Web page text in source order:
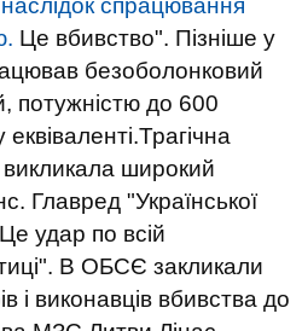
Це вбивство". Пізніше у
безоболонковий
потужністю до 600
широкий
Главред "Української
удар по всій
В ОБСЄ закликали
і виконавців вбивства до